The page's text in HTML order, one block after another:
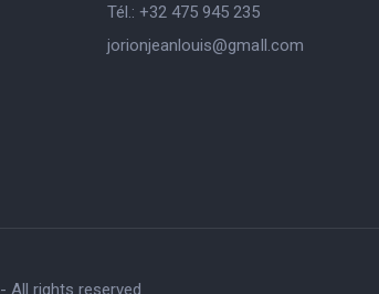
Tél.: +32 475 945 235
jorionjeanlouis@gmaIl.com
All rights reserved